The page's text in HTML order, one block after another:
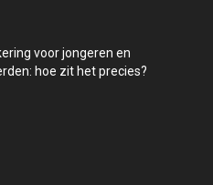
voor jongeren en
hoe zit het precies?